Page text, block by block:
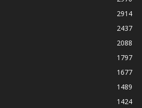
2914
2437
2088
1797
1677
1489
1424